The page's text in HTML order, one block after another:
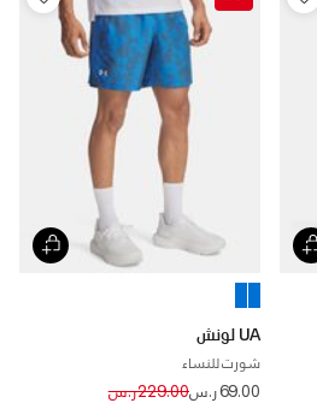
UA لونش
شورت للنساء
69.00 ر.س Price reduced from
229.00 ر.س to